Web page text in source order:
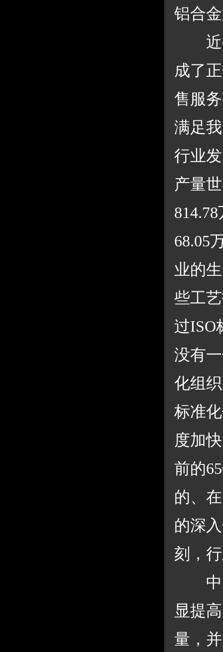
铝合
近些
成了
售服
满足
行业
产量
68.05
业的
些工
过ISO
没有
化组
标准
度加
前的
的、
的深
刻，
中国
显提
量，